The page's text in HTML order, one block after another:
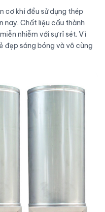
cơ khí đều sử dụng thép
nay. Chất liệu cấu thành
nhiễm với sự rỉ sét. Vì
đẹp sáng bóng và vô cùng